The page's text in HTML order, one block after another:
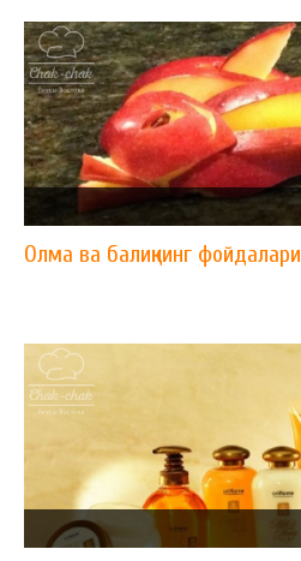
Олма ва балиқнинг фойдалари